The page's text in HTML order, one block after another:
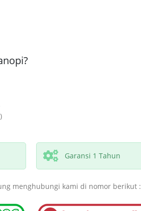
Garansi 1 Tahun
menghubungi kami di nomor berikut :